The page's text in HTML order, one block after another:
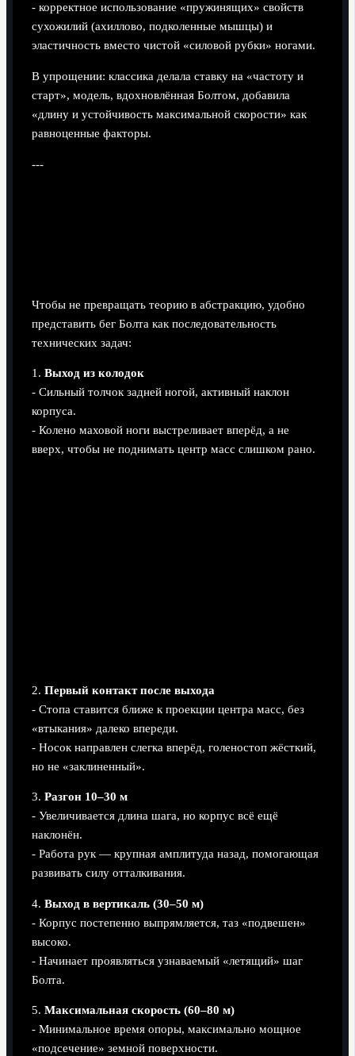
- корректное использование «пружинящих» свойств
сухожилий (ахиллово, подколенные мышцы) и
эластичность вместо чистой «силовой рубки» ногами.
В упрощении: классика делала ставку на «частоту и
старт», модель, вдохновлённая Болтом, добавила
«длину и устойчивость максимальной скорости» как
равноценные факторы.
---
Чтобы не превращать теорию в абстракцию, удобно
представить бег Болта как последовательность
технических задач:
1. Выход из колодок
- Сильный толчок задней ногой, активный наклон
корпуса.
- Колено маховой ноги выстреливает вперёд, а не
вверх, чтобы не поднимать центр масс слишком рано.
2. Первый контакт после выхода
- Стопа ставится ближе к проекции центра масс, без
«втыкания» далеко впереди.
- Носок направлен слегка вперёд, голеностоп жёсткий,
но не «заклиненный».
3. Разгон 10–30 м
- Увеличивается длина шага, но корпус всё ещё
наклонён.
- Работа рук — крупная амплитуда назад, помогающая
развивать силу отталкивания.
4. Выход в вертикаль (30–50 м)
- Корпус постепенно выпрямляется, таз «подвешен»
высоко.
- Начинает проявляться узнаваемый «летящий» шаг
Болта.
5. Максимальная скорость (60–80 м)
- Минимальное время опоры, максимально мощное
«подсечение» земной поверхности.